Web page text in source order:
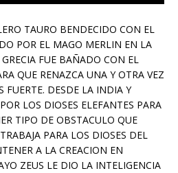
TAURO BENDECIDO CON EL
POR EL MAGO MERLIN EN LA
FUE BAÑADO CON EL
QUE RENAZCA UNA Y OTRA VEZ
FUERTE. DESDE LA INDIA Y
LOS DIOSES ELEFANTES PARA
TIPO DE OBSTACULO QUE
PARA LOS DIOSES DEL
A LA CREACION EN
ZEUS LE DIO LA INTELIGENCIA